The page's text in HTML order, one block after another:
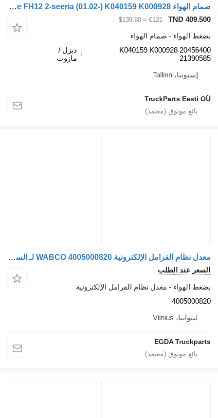
صمام الهواء Knorr-Bremse FH12 2-seeria (01.02-) K040159 K000928 لـ السيارات القاطرة Volvo FH12, FH16, NH12, FH, VNL780 (1993-2014)
TND
€121
الهواء - صمام الهواء
K040159 K000928
ديزل /
مازوت
إستونيا، Tallinn
TruckParts
معدل نظام الفرامل الإلكترونية WABCO 4005000820 لـ السيارات القاطرة Volvo FH 12
عند الطلب
الهواء - معدل نظام الفرامل الإلكترونية
ليتوانيا، Vilnius
EGDA